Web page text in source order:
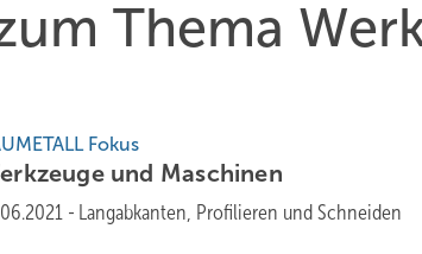
Thema
Fokus
und Maschinen
- Langabkanten, Profilieren und Schneiden